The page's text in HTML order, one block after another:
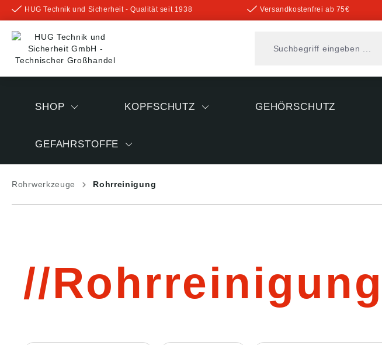
springen
HUG Technik und Sicherheit - Qualität seit 1938 Versandkostenfrei ab 75€
SHOP KOPFSCHUTZ GEHÖRSCHUTZ
GEFAHRSTOFFE
Rohrwerkzeuge Rohrreinigung
Rohrreinigung